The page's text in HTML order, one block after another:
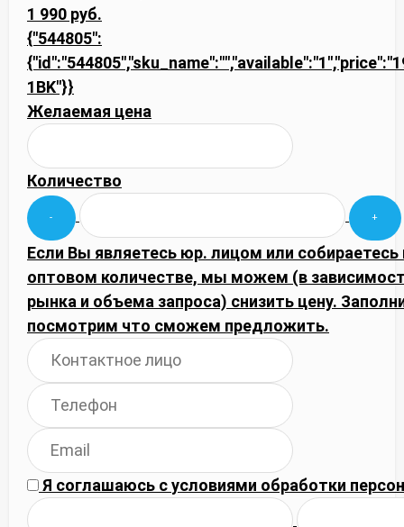
1 990 руб.
{"544805":
1BK"}}
Желаемая цена
Количество
Если Вы являетесь юр. лицом или собираетесь
оптовом количестве, мы можем (в
рынка и объема запроса) снизить цену.
посмотрим что сможем предложить.
Я соглашаюсь сусловиями обработки